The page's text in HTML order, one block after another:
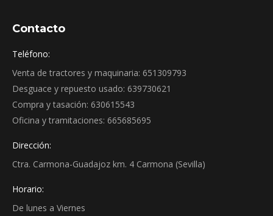
Contacto
Teléfono:
Venta de tractores y maquinaria: 651309793
Desguace y repuesto usado: 639730621
Compra y tasación: 630615543
Oficina y tramitaciones: 665685695
Dirección:
Ctra. Carmona-Guadajoz km. 4 Carmona (Sevilla)
Horario:
De lunes a Viernes